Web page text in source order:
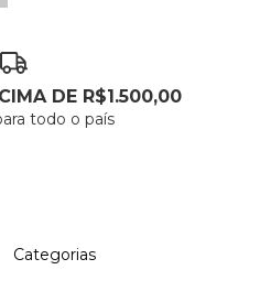
DE R$1.500,00
todo o país
Categorias